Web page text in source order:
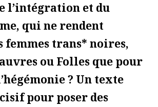
l’intégration et du
, qui ne rendent
femmes trans* noires,
ou Folles que pour
? Un texte
pour poser des